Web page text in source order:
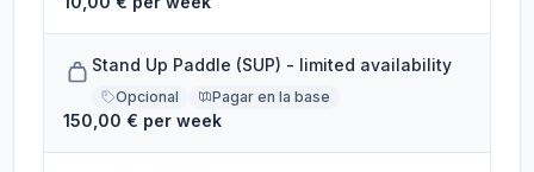
Stand Up Paddle (SUP) - limited availability
Opcional Pagar en la base
150,00 € per week